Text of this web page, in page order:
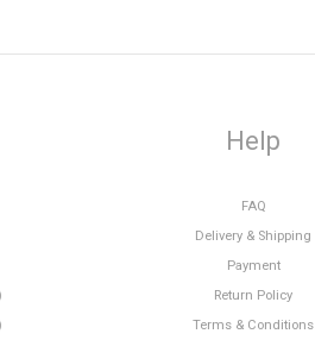
Help
FAQ
Delivery & Shipping
Payment
Return Policy
Terms & Conditions